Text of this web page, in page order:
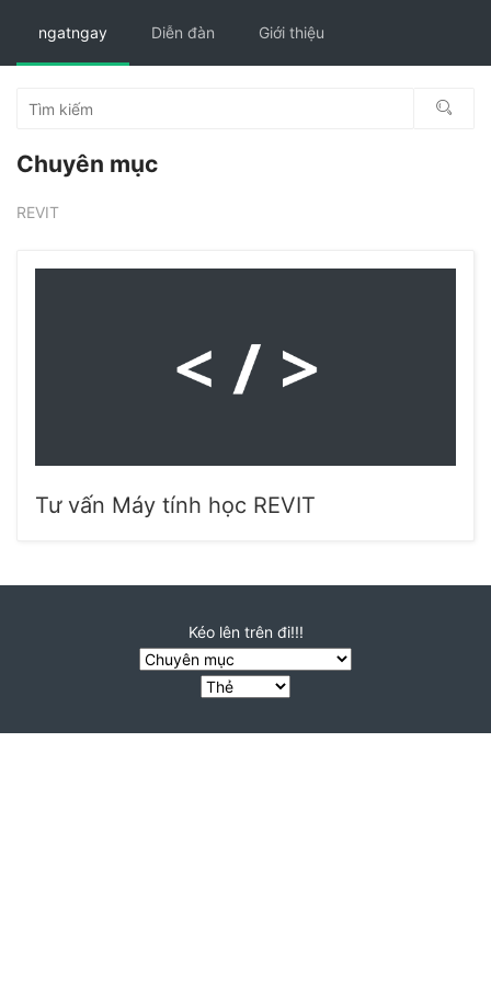
ngatngay Diễn đàn Giới thiệu
Chuyên mục
REVIT
Tư vấn Máy tính học REVIT
Kéo lên trên đi!!!